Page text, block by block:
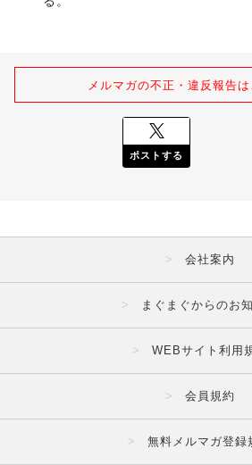
メルマガの不正・違反報告
ポストする
会社案内
まぐまぐからのお
WEBサイト利用
会員規約
無料メルマガ登録